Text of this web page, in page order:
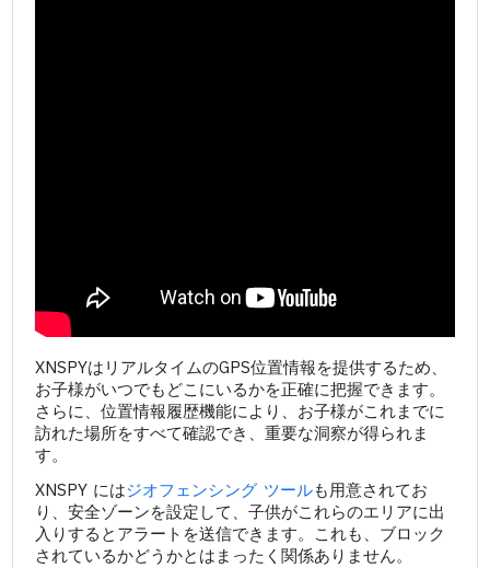
XNSPYはリアルタイムのGPS位置情報を提供するため、
お子様がいつでもどこにいるかを正確に把握できます。
さらに、位置情報履歴機能により、お子様がこれまでに
訪れた場所をすべて確認でき、重要な洞察が得られま
す。
XNSPY にはジオフェンシング ツールも用意されてお
り、安全ゾーンを設定して、子供がこれらのエリアに出
入りするとアラートを送信できます。これも、ブロック
されているかどうかとはまったく関係ありません。